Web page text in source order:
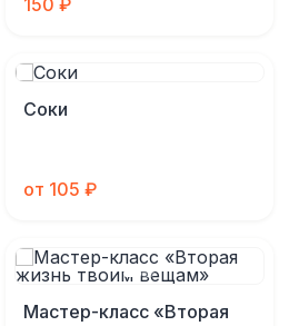
150 ₽
Соки
от 105 ₽
Мастер-класс «Вторая